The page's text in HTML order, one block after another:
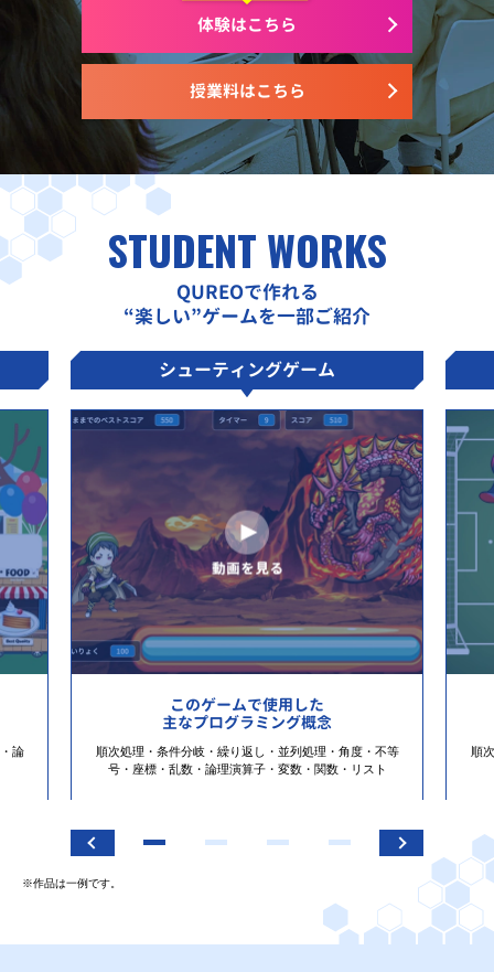
授業料はこちら
体験はこちら
STUDENT WORKS
QUREOで作れる
“楽しい”ゲームを一部ご紹介
論
シューティングゲーム
このゲームで使用した
主なプログラミング概念
順次処理・条件分岐・繰り返し・並列処理・角度・不等
号・座標・乱数・論理演算子・変数・関数・リスト
順
※作品は一例です。